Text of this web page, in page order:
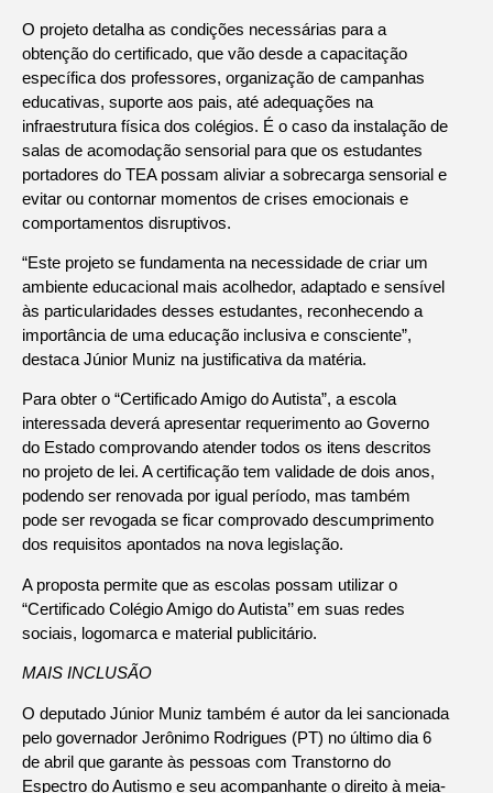
O projeto detalha as condições necessárias para a
obtenção do certificado, que vão desde a capacitação
específica dos professores, organização de campanhas
educativas, suporte aos pais, até adequações na
infraestrutura física dos colégios. É o caso da instalação de
salas de acomodação sensorial para que os estudantes
portadores do TEA possam aliviar a sobrecarga sensorial e
evitar ou contornar momentos de crises emocionais e
comportamentos disruptivos.
“Este projeto se fundamenta na necessidade de criar um
ambiente educacional mais acolhedor, adaptado e sensível
às particularidades desses estudantes, reconhecendo a
importância de uma educação inclusiva e consciente”,
destaca Júnior Muniz na justificativa da matéria.
Para obter o “Certificado Amigo do Autista”, a escola
interessada deverá apresentar requerimento ao Governo
do Estado comprovando atender todos os itens descritos
no projeto de lei. A certificação tem validade de dois anos,
podendo ser renovada por igual período, mas também
pode ser revogada se ficar comprovado descumprimento
dos requisitos apontados na nova legislação.
A proposta permite que as escolas possam utilizar o
“Certificado Colégio Amigo do Autista’’ em suas redes
sociais, logomarca e material publicitário.
MAIS INCLUSÃO
O deputado Júnior Muniz também é autor da lei sancionada
pelo governador Jerônimo Rodrigues (PT) no último dia 6
de abril que garante às pessoas com Transtorno do
Espectro do Autismo e seu acompanhante o direito à meia-